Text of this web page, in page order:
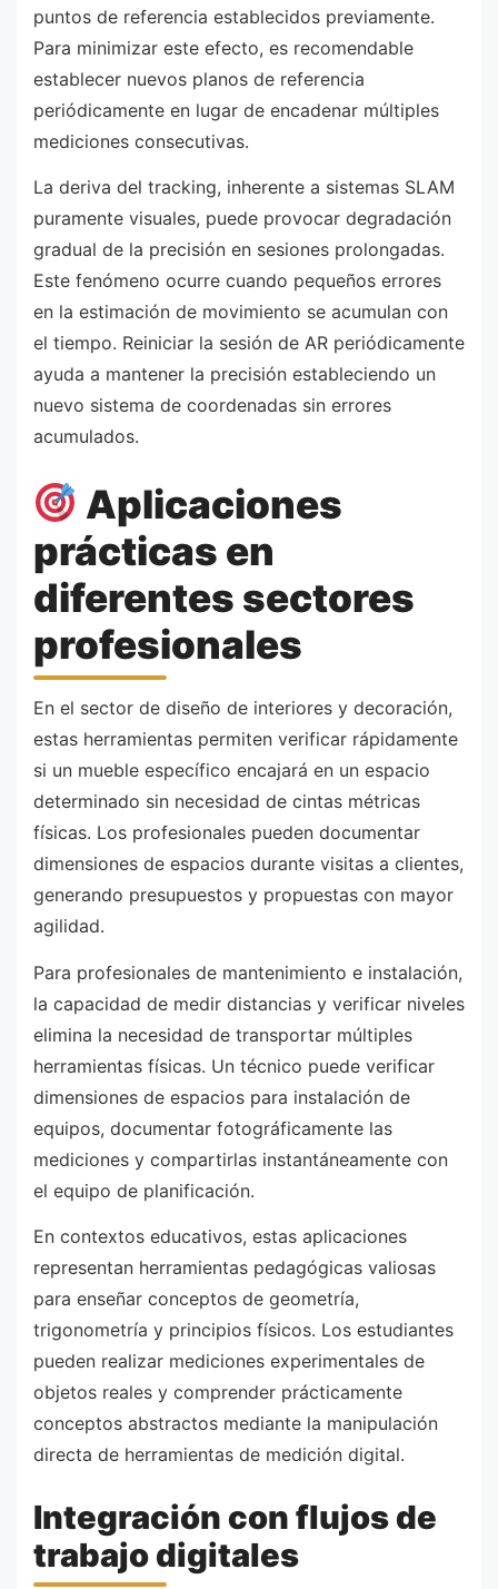
puntos de referencia establecidos previamente.
Para minimizar este efecto, es recomendable
establecer nuevos planos de referencia
periódicamente en lugar de encadenar múltiples
mediciones consecutivas.
La deriva del tracking, inherente a sistemas SLAM
puramente visuales, puede provocar degradación
gradual de la precisión en sesiones prolongadas.
Este fenómeno ocurre cuando pequeños errores
en la estimación de movimiento se acumulan con
el tiempo. Reiniciar la sesión de AR periódicamente
ayuda a mantener la precisión estableciendo un
nuevo sistema de coordenadas sin errores
acumulados.
Aplicaciones
prácticas en
diferentes sectores
profesionales
En el sector de diseño de interiores y decoración,
estas herramientas permiten verificar rápidamente
si un mueble específico encajará en un espacio
determinado sin necesidad de cintas métricas
físicas. Los profesionales pueden documentar
dimensiones de espacios durante visitas a clientes,
generando presupuestos y propuestas con mayor
agilidad.
Para profesionales de mantenimiento e instalación,
la capacidad de medir distancias y verificar niveles
elimina la necesidad de transportar múltiples
herramientas físicas. Un técnico puede verificar
dimensiones de espacios para instalación de
equipos, documentar fotográficamente las
mediciones y compartirlas instantáneamente con
el equipo de planificación.
En contextos educativos, estas aplicaciones
representan herramientas pedagógicas valiosas
para enseñar conceptos de geometría,
trigonometría y principios físicos. Los estudiantes
pueden realizar mediciones experimentales de
objetos reales y comprender prácticamente
conceptos abstractos mediante la manipulación
directa de herramientas de medición digital.
Integración con flujos de
trabajo digitales